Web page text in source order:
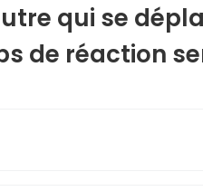
qui se
de réaction